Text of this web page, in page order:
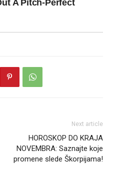
Next article
HOROSKOP DO KRAJA
NOVEMBRA: Saznajte koje
promene slede Škorpijama!